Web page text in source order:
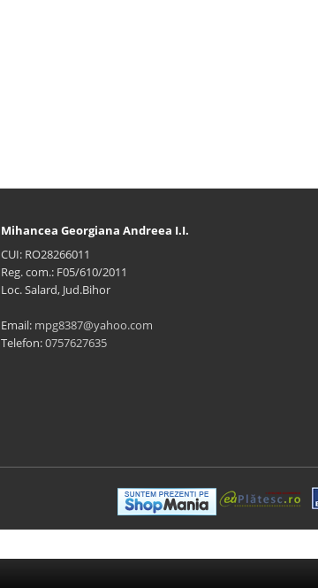
Mihancea Georgiana Andreea I.I.
CUI: RO28266011
Reg. com.: F05/610/2011
Loc. Salard, Jud.Bihor
Email: mpg8387@yahoo.com
Telefon:0757627635